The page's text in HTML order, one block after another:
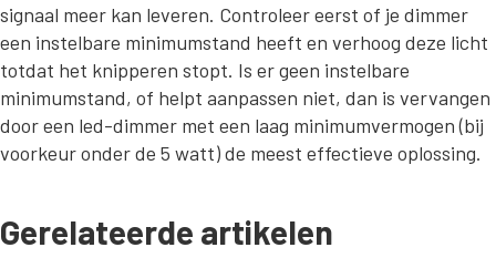
signaal meer kan leveren. Controleer eerst of je dimmer
een instelbare minimumstand heeft en verhoog deze licht
totdat het knipperen stopt. Is er geen instelbare
minimumstand, of helpt aanpassen niet, dan is vervangen
door een led-dimmer met een laag minimumvermogen (bij
voorkeur onder de 5 watt) de meest effectieve oplossing.
Gerelateerde artikelen